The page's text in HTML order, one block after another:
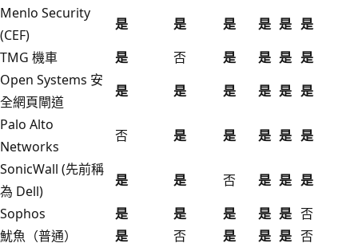
Menlo Security
(CEF)
是 是 是 是 是 是
TMG 機車
是 否 是 是 是 是
Open Systems 安
全網頁閘道
是 是 是 是 是 是
Palo Alto
Networks
否 是 是 是 是 是
SonicWall (先前稱
為 Dell)
是 是 否 是 是 是
Sophos
是 是 是 是 是 否
魷魚（普通）
是 否 是 是 是 否